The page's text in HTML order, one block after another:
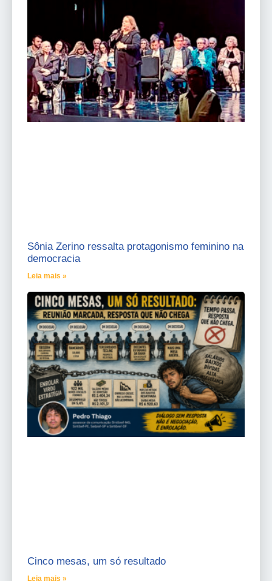
Sônia Zerino ressalta protagonismo feminino na
democracia
Leia mais »
Cinco mesas, um só resultado
Leia mais »